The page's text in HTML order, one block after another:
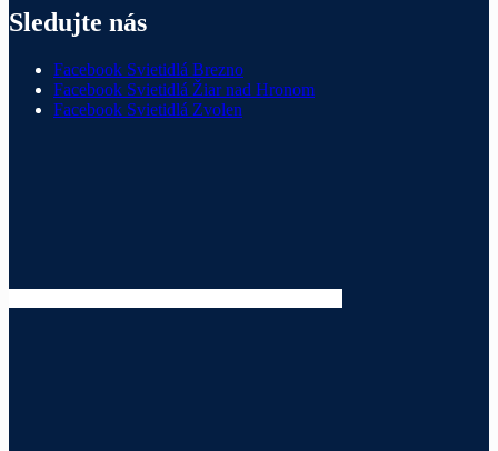
Sledujte nás
Facebook Svietidlá Brezno
Facebook Svietidlá Žiar nad Hronom
Facebook Svietidlá Zvolen